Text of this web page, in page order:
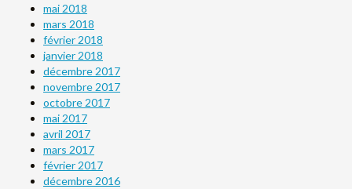
mai 2018
mars 2018
février 2018
janvier 2018
décembre 2017
novembre 2017
octobre 2017
mai 2017
avril 2017
mars 2017
février 2017
décembre 2016